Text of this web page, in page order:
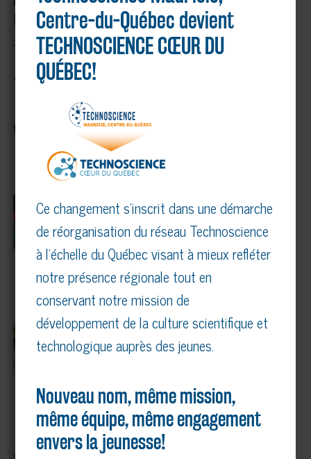
Directrice générale
Précédente
VOUS AIMEREZ AUSSI…
COMMUNIQUÉ – TECHNOSCIENCE
MAURICIE, CENTRE-DU-QUÉBEC
DEVIENT TECHNOSCIENCE CŒUR DU
QUÉBEC
15 juin 2026
FINALE RÉGIONALE DU DÉFI APPRENTI
GÉNIE DE MAURICIE, CENTRE-DU-
QUÉBEC, LAURENTIDES ET
5 mai 2026
ÉDITION 2026 DE LA FINALE
RÉGIONALE DU DÉFI GÉNIE INVENTIF –
Centre-du-Québec devient
TECHNOSCIENCE CŒUR DU
QUÉBEC!
Ce changement s’inscrit dans une démarche
de réorganisation du réseau Technoscience
à l’échelle du Québec visant à mieux refléter
notre présence régionale tout en
conservant notre mission de
développement de la culture scientifique et
technologique auprès des jeunes.
Nouveau nom, même mission,
même équipe, même engagement
envers la jeunesse!